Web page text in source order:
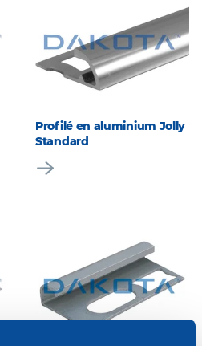
Profilé en aluminium Jolly
Standard